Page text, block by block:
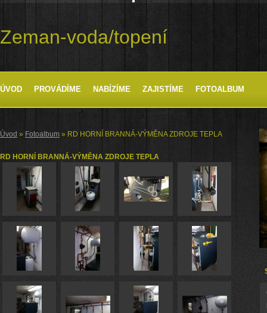
Zeman-voda/topení
ÚVOD PROVÁDÍME NABÍZÍME ZAJISTÍME FOTOALBUM
Úvod » Fotoalbum » RD HORNÍ BRANNÁ-VÝMĚNA ZDROJE TEPLA
RD HORNÍ BRANNÁ-VÝMĚNA ZDROJE TEPLA